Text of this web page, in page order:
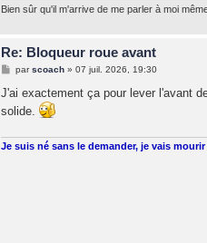
Bien sûr qu'il m'arrive de me parler à moi
Re: Bloqueur roue avant
M
s
a
parscoach» 07 juil. 2026, 19:30
J'ai exactement ça pour lever l'avant
solide.
Je suis né sans le demander, je vais